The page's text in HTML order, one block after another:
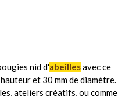
nid d'abeillesavec ce
et 30 mm de diamètre.
ateliers créatifs, ou comme